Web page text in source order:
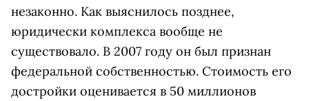
незаконно. Как выяснилось позднее,
юридически комплекса вообще не
существовало. В 2007 году он был признан
федеральной собственностью. Стоимость его
достройки оценивается в 50 миллионов